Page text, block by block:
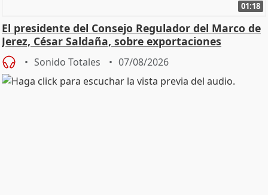
01:18
El presidente del Consejo Regulador del Marco de
Jerez, César Saldaña, sobre exportaciones
Sonido Totales 07/08/2026